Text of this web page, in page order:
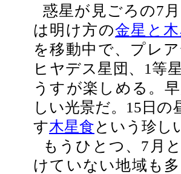
惑星が見ごろの7
は明け方の金星と
を移動中で、プレ
ヒヤデス星団、1等
うすが楽しめる。
しい光景だ。15日
す木星食という珍し
もうひとつ、7月
けていない地域も